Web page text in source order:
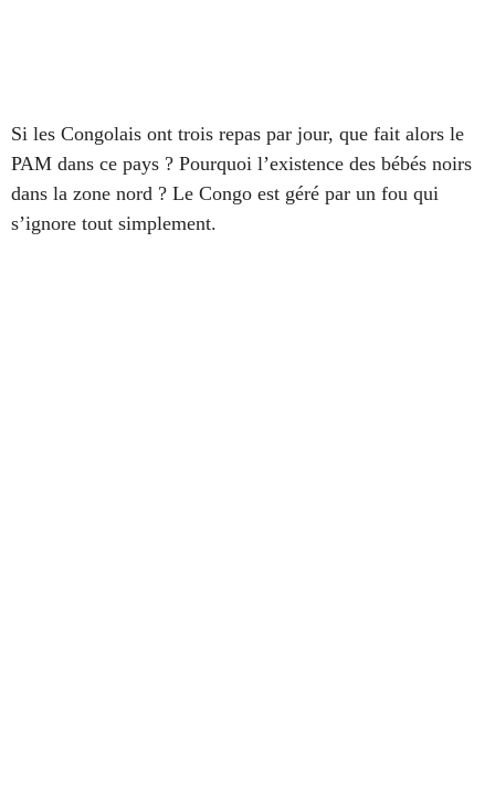
Si les Congolais ont trois repas par jour, que fait alors le
PAM dans ce pays ? Pourquoi l’existence des bébés noirs
dans la zone nord ? Le Congo est géré par un fou qui
s’ignore tout simplement.